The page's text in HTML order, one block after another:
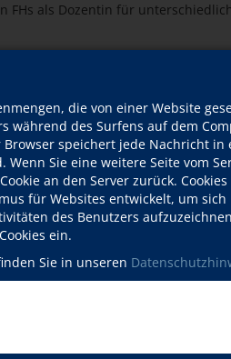
die von einer Website
während des Surfens auf dem
speichert jede Nachricht in
Wenn Sie eine weitere Seite vom
an den Server zurück.
für Websites entwickelt, um
des Benutzers
ein.
Sie in unseren
als Dozentin für